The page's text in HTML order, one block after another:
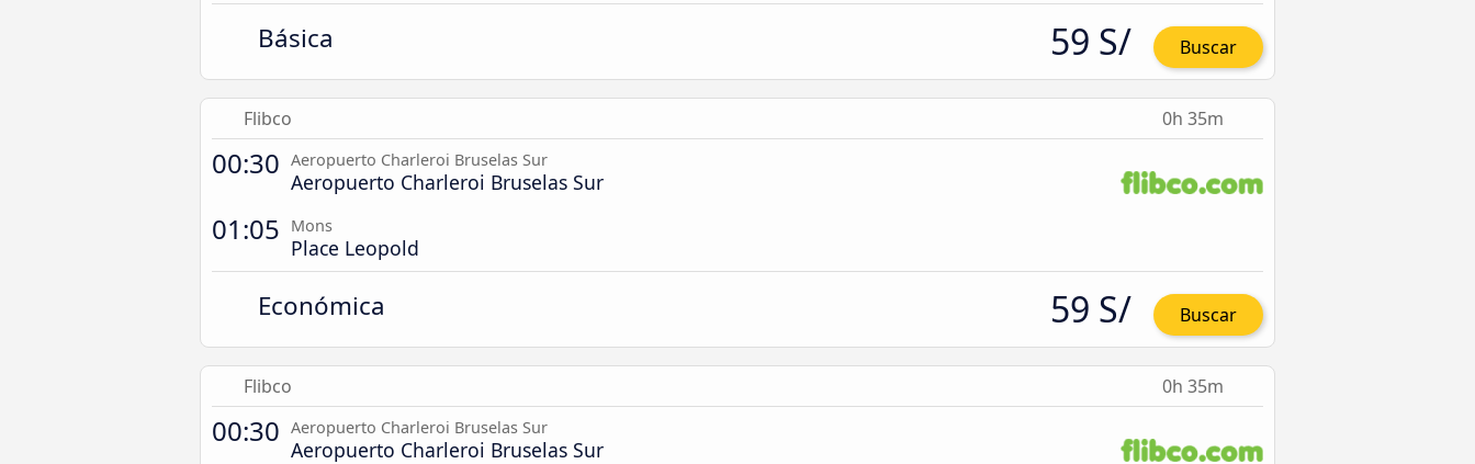
Básica 59 S/ Buscar
Flibco 0h 35m
00:30 Aeropuerto Charleroi Bruselas Sur
Aeropuerto Charleroi Bruselas Sur
01:05 Mons
Place Leopold
Económica 59 S/ Buscar
Flibco 0h 35m
00:30 Aeropuerto Charleroi Bruselas Sur
Aeropuerto Charleroi Bruselas Sur